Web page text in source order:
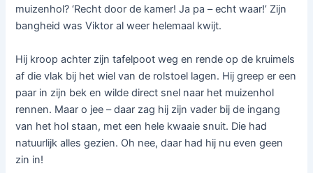
muizenhol? ‘Recht door de kamer! Ja pa – echt waar!’ Zijn
bangheid was Viktor al weer helemaal kwijt.
Hij kroop achter zijn tafelpoot weg en rende op de kruimels
af die vlak bij het wiel van de rolstoel lagen. Hij greep er een
paar in zijn bek en wilde direct snel naar het muizenhol
rennen. Maar o jee – daar zag hij zijn vader bij de ingang
van het hol staan, met een hele kwaaie snuit. Die had
natuurlijk alles gezien. Oh nee, daar had hij nu even geen
zin in!